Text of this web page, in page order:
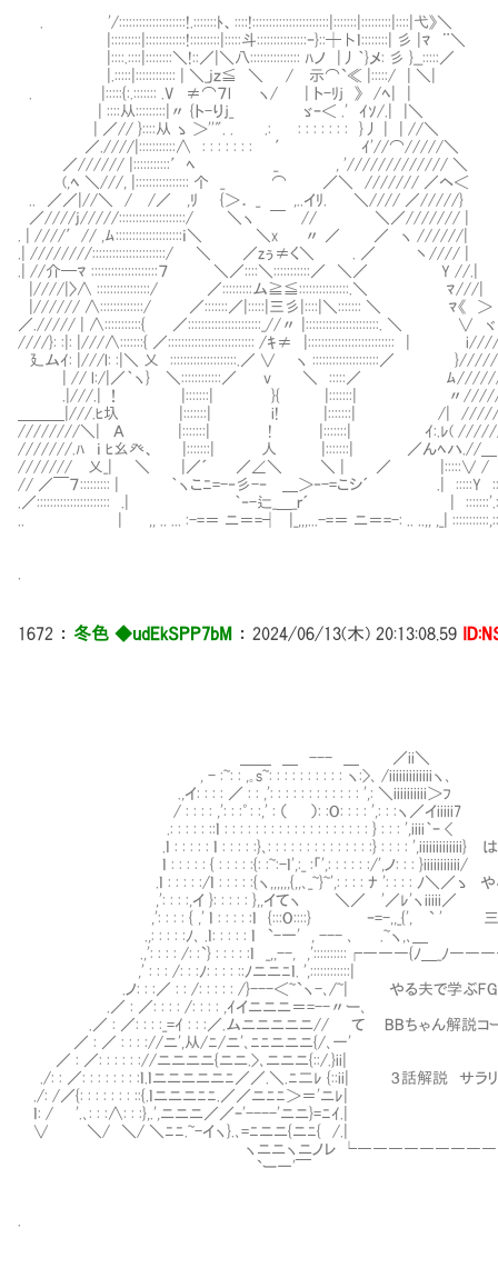
. '/::::::::::::::::::::!.:::::::ﾄ、::::!:::::::::::::::::::::::|:::::::|:::::::::|::::|弋》＼
|:::::::::|::::::::::::!:::::::::|:::::斗:::::::::::::::ｰ}::┼卜ｌ::::::::| 彡 |ﾏ ¨＼
|::::.::::|::::::::＼!::／|＼八::::::::::::::: ﾊノ |丿｀}メ: 彡 }__:::::／
|.:::::|:::::::::::: | ＼_jｚ≦ ＼ / 示⌒`≪ |:::::/ | ＼|
. |:::::{:.::::::: .V ≠⌒７l ヽ/ | ト-ﾘｊ 》 /ﾍ| | 一話の解
| ::::从:::::::::|〃 {ト-りｊ_ ゞｰ＜ .' ｲｿ/.| |＼
| ／// }::::从 ゝ ＞''". . .: : : : : : : : }丿 | | //＼ 生涯年
／.////|:::::::::::∧ : : : : : : : ′ ｲ'//⌒/////＼
／////// |:::::::::::′ﾍ _ , '///////////// ＼ ちょっと
(,ﾍ ＼///, |:::::::::::::::: 个 _ ⌒ ／＼ /////// ／ヘ＜
.. ／／|//＼ / /／ ,ﾘ {＞． _ ,..イﾘ. ＼//// ／/////}
／////j/////::::::::::::::::::::/ ＼ヽ ￣ // ＼／/////// |
. | ////′// ,ﾑ::::::::::::::::::::ｉ＼ ＼x 〃 ／ ／ ヽ //////|
.| ////////::::::::::::::::::::::/ ＼ ／zぅ≠く＼ . ／ 丶//// |
.| //介─ﾏ ::::::::::::::::::::７ ＼／::::＼:::::::::::／ ＼／ Y //.|
|////|〉∧ ::::::::::::::::/ ／:::::::::ム≧≦:::::::::::::::.＼ ﾏ///|
|////// ∧:::::::::::::/ ／:::::::／|:::::|三彡|::::|＼::::::: ＼ ﾏ《 ＞
／.///// | ∧:::::::::::{ ／::::::::::::::::::::::_//〃 |::::::::::::::::::::::. ＼ ∨ ヾ
////}: :|: |///∧:::::::{ ／:::::::::::::::::::::::::: /ｷ≠ |:::::::::::::::::::::::::: |
廴ムｲ: |///l: :|＼ 乂 ::::::::::::::::::::.／ ∨ ヽ ::::::::::::::::::::／
| // l:/|／｀ヽ} ＼::::::::::::／ v ＼ :::::／ ﾑ
.|///.| ！ |:::::::| }{ |:::::::| 〃
＿＿＿|///.ﾋ圦 |:::::::| i! |:::::::| /|
////////＼| Α |:::::::| ! |:::::::| ｲ:.ﾚ( //////
///////.ﾊ ｉ ﾋ幺癶、 |:::::::| 人 |:::::::| ／んﾍハ.//＿´
/////// 乂_| ＼ |／´ ／∠＼ ＼ | ／ |:::::∨ /
// ／￣７::::::::: | ｀ヽこﾆ=-‐彡-‐ ＿＞‐-=こシ´ .| :::::Y
.／:::::::::::::::::::::: .| ｀‐-辷_＿_ｒ´ |
.. | ,, .. ... :-=＝ ニ＝=┤ |_,,,...-=＝ ニ＝=-: .. ..,, ,_|
1672 ： 冬色 ◆udEkSPP7bM ： 2024/06/13(木) 20:13:08.59
＿＿ ＿ --- ＿ ／ii＼
, - :~: : ,｡s~: : : : : : : : : : ヽ:>､ /iiiiiiiiiiiiiヽ､
.,イ: : : : ／ : : ,': : : : : : : : : : : : ',: ＼iiiiiiiiii＞ﾌ
/ : : : : ,': : :゜: :,' : （ ）: :O: : : : ',: : :ヽ／イiiiii7
.: : : : : ::ｌ : : : : : : : : : : : : : : : : : : : } : : : ',iiii｀ｰ <
.ｌ : : : : : ｌ : : : : :}､: : : : : : : : : : : : : :} : : : : ',iiiiiiiiiiiii} はい
ｌ : : : : : { : : : : :{: :~:-ｌ',:_ :「',: : : : : :/',ノ: : : }iiiiiiiiiii/
.ｌ : : : : :/ｌ : : : : :{ヽ,,,,,,{,,､_~}~',: : : : ﾅ ': : : : ﾉ＼／ゝ やる
,': : : :,イ }: : : : : },,イてヽ ＼／ '／ﾚ'ヽiiiii／
,': : : : { ,' ｌ : : : : :ｌ {:::O::::} ｰ=-,,_{', ` ' 三話の解説
.,: : : : :ﾉ､ .ｌ: : : : : ｌ `-一' , --- ､ .~ヽ,､＿
.,': : : : /: :`} : : : : :ｌ _,,--, ,'::::::::::┌―――{ﾉ＿_
,' : : : /: : :ﾉ: : : : ::ﾉニニ
.ノ: : :／ : : /: : : : : /}---＜~`ヽ-､/~| やる夫で学ぶ
.／ : ／: : : : /: : : : ,ｲイニ
.／ : ／: : : :_=ｲ : : :／.ムニニニニニ// て
／ : ／ : : : ://ニ',从/ﾆ/ニ'
／ : ／: : : : : ://ニニニニ{ニ
./: : ／: : : : : : : :ｌ.ｌニニニニニﾆ／／.＼.ﾆ二ﾚ {::ii| ３話解
./: /／{: : : : : : : ::{.ｌニニニﾆﾆ.
ｌ: / '.､: : :∧: : :},.',ニニニ／
∨ ＼/ ＼/ ＼ﾆﾆ.~-イヽ}.､
ヽニニヽニノレ
`ー一'￣